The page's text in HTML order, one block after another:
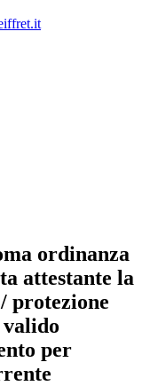
ordinanza
attestante la
protezione
per